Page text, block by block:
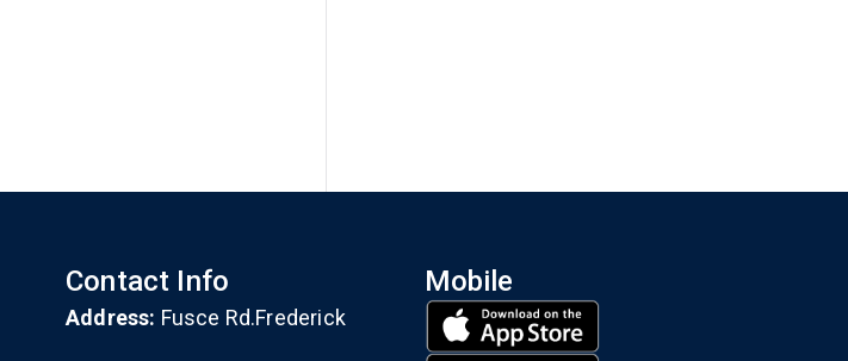
Contact Info
Address: Fusce Rd.Frederick
Mobile